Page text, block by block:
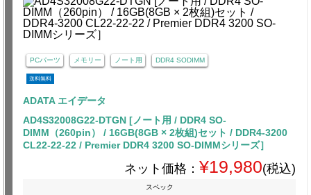
PCパーツ メモリー ノート用 DDR4 SODIMM
送料無料
ADATA エイデータ
AD4S32008G22-DTGN [ノート用 / DDR4 SO-
DIMM（260pin） / 16GB(8GB × 2枚組)セット / DDR4-3200
CL22-22-22 / Premier DDR4 3200 SO-DIMMシリーズ］
ネット価格： ¥19,980(税込)
スペック